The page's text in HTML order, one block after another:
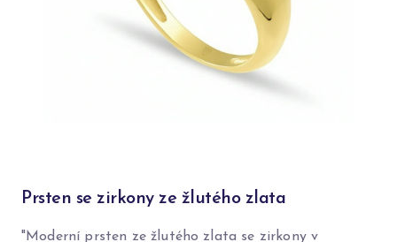
Prsten se zirkony ze žlutého zlata
"Moderní prsten ze žlutého zlata se zirkony v